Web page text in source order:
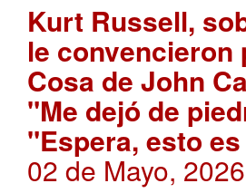
Kurt Russell,
le convencieron
Cosa de John
"Me dejó de
"Espera, esto
02 de Mayo,